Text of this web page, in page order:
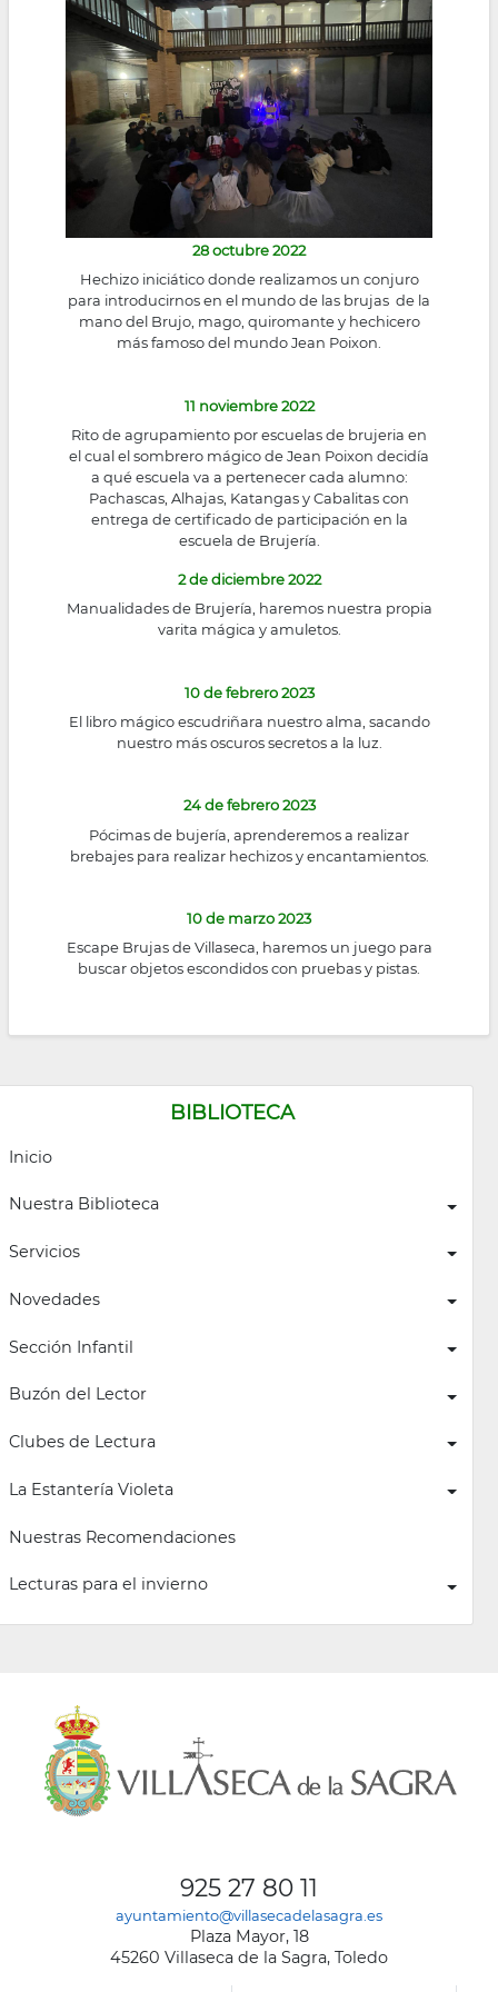
navegación
BIBLIOTECA
Inicio
Nuestra Biblioteca
Servicios
Novedades
Sección Infantil
Buzón del Lector
Clubes de Lectura
La Estantería Violeta
Nuestras Recomendaciones
Lecturas para el invierno
28 octubre 2022
Hechizo iniciático donde realizamos un conjuro
para introducirnos en el mundo de las brujas de la
mano del Brujo, mago, quiromante y hechicero
más famoso del mundo Jean Poixon.
11 noviembre 2022
Rito de agrupamiento por escuelas de brujeria en
el cual el sombrero mágico de Jean Poixon decidía
a qué escuela va a pertenecer cada alumno:
Pachascas, Alhajas, Katangas y Cabalitas con
entrega de certificado de participación en la
escuela de Brujería.
2 de diciembre 2022
Manualidades de Brujería, haremos nuestra propia
varita mágica y amuletos.
10 de febrero 2023
El libro mágico escudriñara nuestro alma, sacando
nuestro más oscuros secretos a la luz.
24 de febrero 2023
Pócimas de bujería, aprenderemos a realizar
brebajes para realizar hechizos y encantamientos.
10 de marzo 2023
Escape Brujas de Villaseca, haremos un juego para
buscar objetos escondidos con pruebas y pistas.
925 27 80 11
ayuntamiento@villasecadelasagra.es
Plaza Mayor, 18
45260 Villaseca de la Sagra, Toledo